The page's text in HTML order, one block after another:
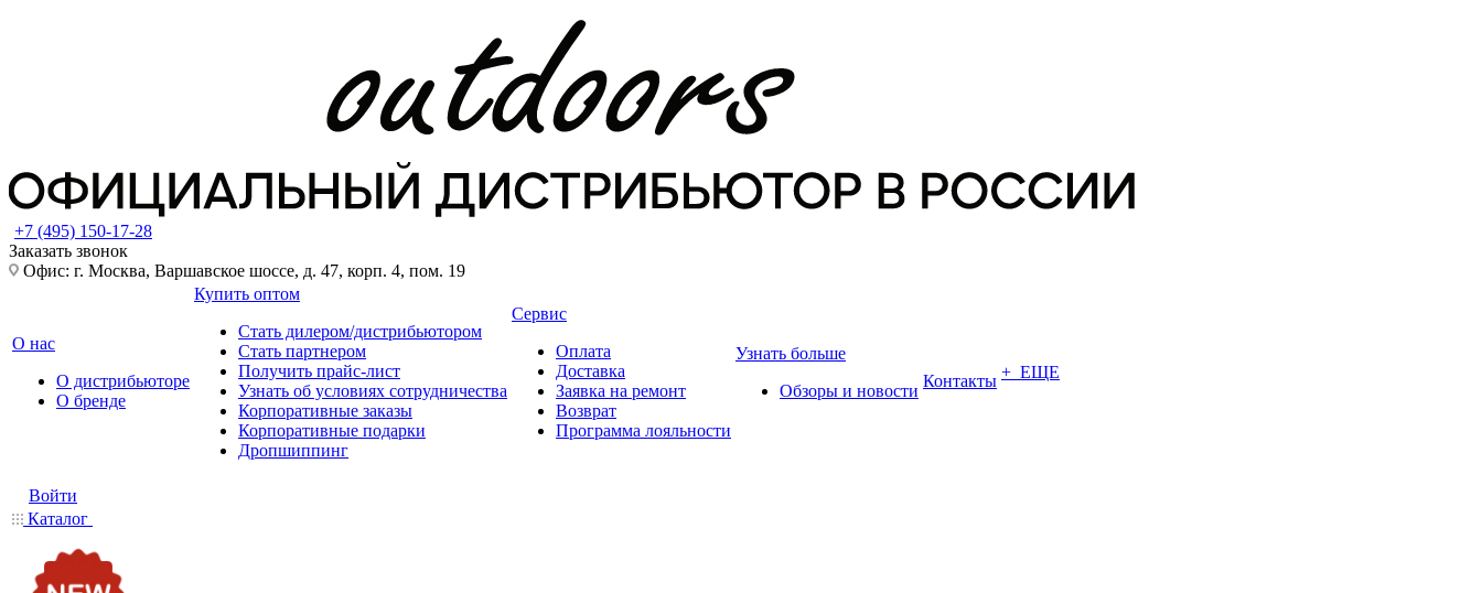
+7 (495) 150-17-28
Заказать звонок
Офис: г. Москва, Варшавское шоссе, д. 47, корп. 4, пом. 19
О нас
О дистрибьюторе
О бренде
Купить оптом
Стать дилером/дистрибьютором
Стать партнером
Получить прайс-лист
Узнать об условиях сотрудничества
Корпоративные заказы
Корпоративные подарки
Дропшиппинг
Сервис
Оплата
Доставка
Заявка на ремонт
Возврат
Программа лояльности
Узнать больше
Обзоры и новости
Контакты + ЕЩЕ
Войти
Каталог